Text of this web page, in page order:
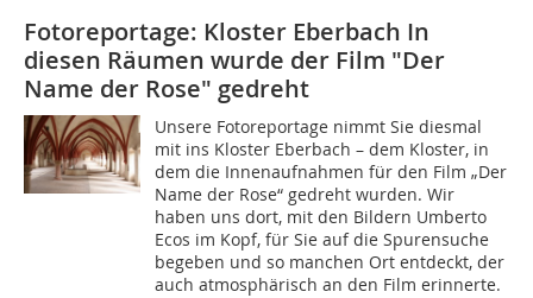
Fotoreportage: Kloster Eberbach In
diesen Räumen wurde der Film "Der
Name der Rose" gedreht
Unsere Fotoreportage nimmt Sie diesmal
mit ins Kloster Eberbach – dem Kloster, in
dem die Innenaufnahmen für den Film „Der
Name der Rose“ gedreht wurden. Wir
haben uns dort, mit den Bildern Umberto
Ecos im Kopf, für Sie auf die Spurensuche
begeben und so manchen Ort entdeckt, der
auch atmosphärisch an den Film erinnerte.